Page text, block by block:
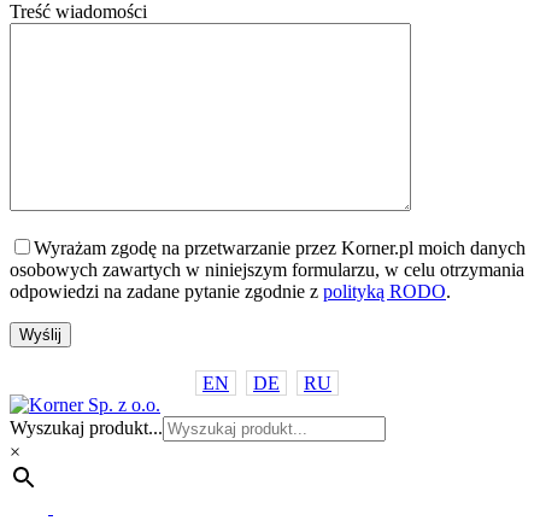
Treść wiadomości
Wyrażam zgodę na przetwarzanie przez Korner.pl moich danych
osobowych zawartych w niniejszym formularzu, w celu otrzymania
odpowiedzi na zadane pytanie zgodnie z polityką RODO.
EN DE RU
Wyszukaj produkt...
×